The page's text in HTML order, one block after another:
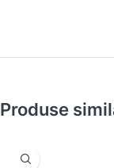
Produse